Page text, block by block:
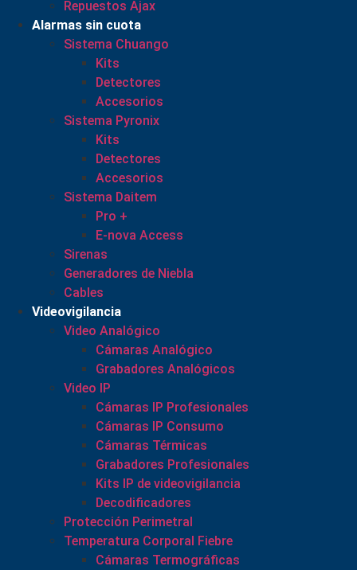
Repuestos Ajax
Alarmas sin cuota
Sistema Chuango
Kits
Detectores
Accesorios
Sistema Pyronix
Kits
Detectores
Accesorios
Sistema Daitem
Pro +
E-nova Access
Sirenas
Generadores de Niebla
Cables
Videovigilancia
Video Analógico
Cámaras Analógico
Grabadores Analógicos
Video IP
Cámaras IP Profesionales
Cámaras IP Consumo
Cámaras Térmicas
Grabadores Profesionales
Kits IP de videovigilancia
Decodificadores
Protección Perimetral
Temperatura Corporal Fiebre
Cámaras Termográficas